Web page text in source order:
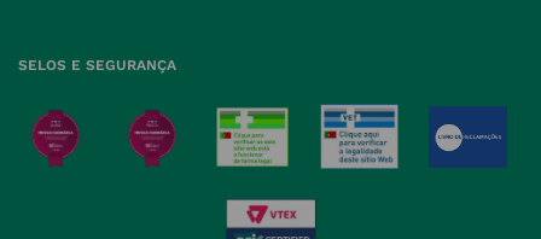
SELOS E SEGURANÇA